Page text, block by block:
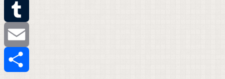
Twitter
Tumblr
Email